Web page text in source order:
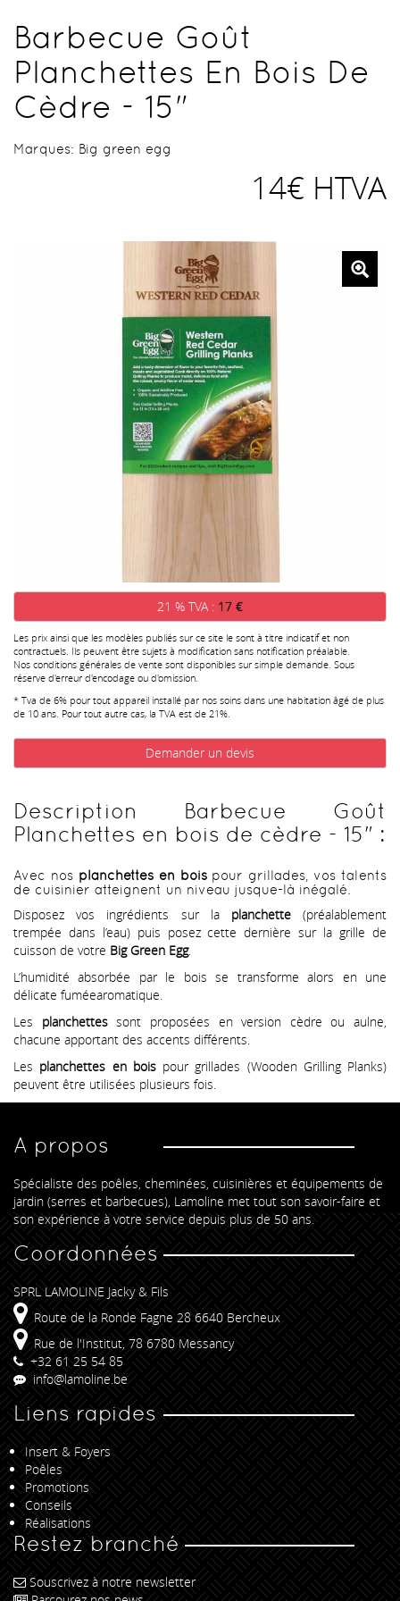
Barbecue Goût
Planchettes En Bois De
Cèdre - 15"
Marques: Big green egg
14€ HTVA
21 % TVA : 17 €
Les prix ainsi que les modèles publiés sur ce site le sont à titre indicatif et non
contractuels. Ils peuvent être sujets à modification sans notification préalable.
Nos conditions générales de vente sont disponibles sur simple demande. Sous
réserve d'erreur d'encodage ou d'omission.
* Tva de 6% pour tout appareil installé par nos soins dans une habitation âgé de plus
de 10 ans. Pour tout autre cas, la TVA est de 21%.
Demander un devis
Description Barbecue Goût
Planchettes en bois de cèdre - 15" :
Avec nosplanchettes en bois pour grillades, vos talents
de cuisinier atteignent un niveau jusque-là inégalé.
Disposez vos ingrédients sur la planchette(préalablement
trempée dans l’eau) puis posez cette dernière sur la grille de
cuisson de votre Big Green Egg.
L’humidité absorbée par le bois se transforme alors en une
délicate fuméearomatique.
Les planchettessont proposées en version cèdre ou aulne,
chacune apportant des accents différents.
Les planchettes en boispour grillades (Wooden Grilling Planks)
peuvent être utilisées plusieurs fois.
A propos
Spécialiste des poêles, cheminées, cuisinières et équipements de
jardin (serres et barbecues), Lamoline met tout son savoir-faire et
son expérience à votre service depuis plus de 50 ans.
Coordonnées
SPRL LAMOLINE Jacky & Fils
Route de la Ronde Fagne 28 6640 Bercheux
Rue de l'Institut, 78 6780 Messancy
+32 61 25 54 85
info@lamoline.be
Liens rapides
Insert & Foyers
Poêles
Promotions
Conseils
Réalisations
Restez branché
Souscrivez à notre newsletter